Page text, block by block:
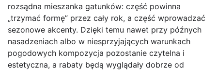
rozsądna mieszanka gatunków: część powinna
„trzymać formę” przez cały rok, a część wprowadzać
sezonowe akcenty. Dzięki temu nawet przy późnych
nasadzeniach albo w niesprzyjających warunkach
pogodowych kompozycja pozostanie czytelna i
estetyczna, a rabaty będą wyglądały dobrze od